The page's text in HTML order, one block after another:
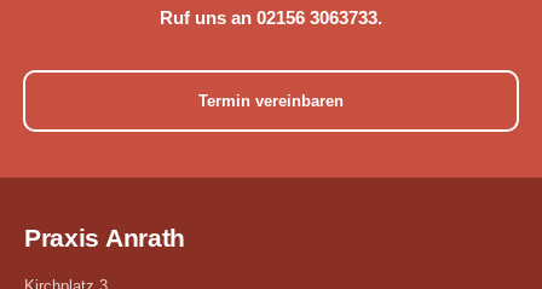
Ruf uns an 02156 3063733.
Termin vereinbaren
Praxis Anrath